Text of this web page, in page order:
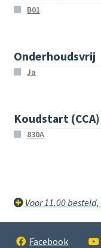
B01
Onderhoudsvrij
Ja
Koudstart (CCA)
830A
Voor 11.00 besteld,
Facebook